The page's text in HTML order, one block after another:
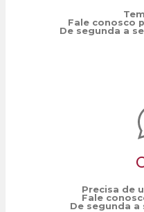
Fale conosco
De segunda a
Precisa de
Fale
De segunda a